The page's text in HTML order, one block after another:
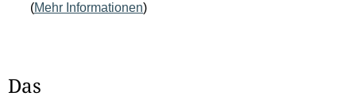
(Mehr Informationen)
Das